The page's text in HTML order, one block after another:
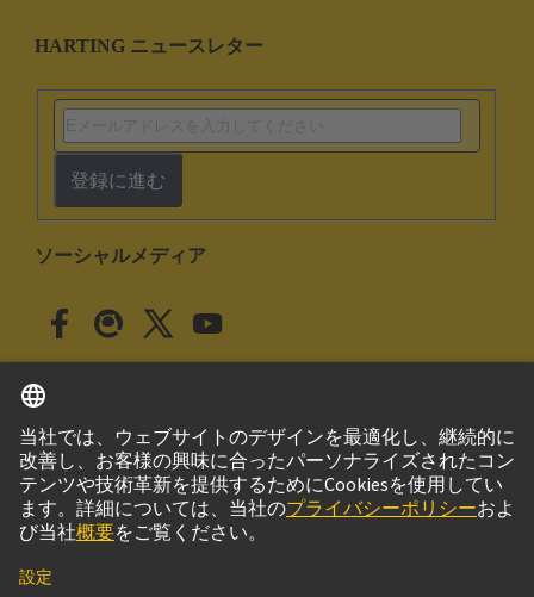
HARTING ニュースレター
登録に進む
ソーシャルメディア
日本 日本語
© ハーティング株式会社
このサイトについて